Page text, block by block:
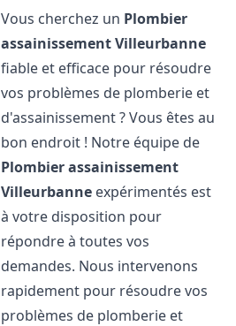
Vous cherchez un Plombier
assainissementVilleurbanne
fiable et efficace pour résoudre
vos problèmes de plomberie et
d'assainissement ? Vous êtes au
bon endroit ! Notre équipe de
Plombier assainissement
Villeurbanne expérimentés est
à votre disposition pour
répondre à toutes vos
demandes. Nous intervenons
rapidement pour résoudre vos
problèmes de plomberie et